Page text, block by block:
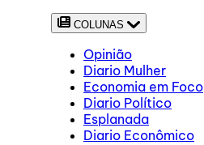
COLUNAS
Opinião
Diario Mulher
Economia em Foco
Diario Político
Esplanada
Diario Econômico